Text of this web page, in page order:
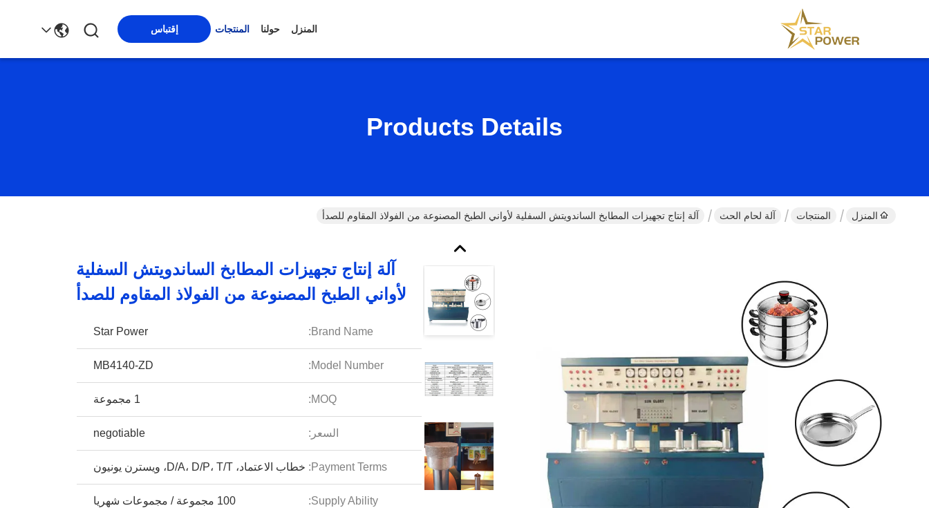
المنزل حولنا المنتجات إقتباس
Products Details
المنزل المنتجات آلة لحام الحث آلة إنتاج تجهيزات المطابخ الساندويتش السفلية لأواني الطبخ المصنوعة من الفولاذ المقاوم للصدأ
آلة إنتاج تجهيزات المطابخ الساندويتش السفلية
لأواني الطبخ المصنوعة من الفولاذ المقاوم للصدأ
Brand Name:
Star Power
Model Number:
MB4140-ZD
MOQ: 1 مجموعة
السعر: negotiable
Payment Terms: خطاب الاعتماد، D/A، D/P، T/T، ويسترن يونيون
Supply Ability: 100 مجموعة / مجموعات شهريا